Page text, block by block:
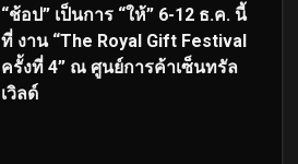
“ช้อป” เป็นการ “ให้” 6-12 ธ.ค. นี้
ที่ งาน “The Royal Gift Festival
ครั้งที่ 4” ณ ศูนย์การค้าเซ็นทรัล
เวิลด์